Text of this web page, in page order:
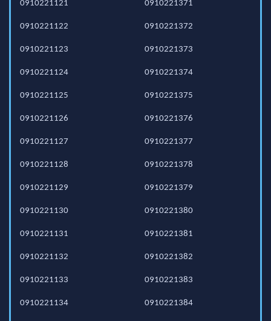
0910221121
0910221122
0910221123
0910221124
0910221125
0910221126
0910221127
0910221128
0910221129
0910221130
0910221131
0910221132
0910221133
0910221134
0910221371
0910221372
0910221373
0910221374
0910221375
0910221376
0910221377
0910221378
0910221379
0910221380
0910221381
0910221382
0910221383
0910221384